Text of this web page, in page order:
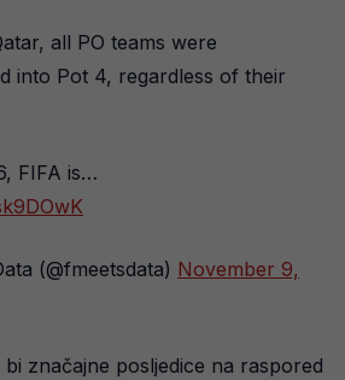
all PO teams were
into Pot 4, regardless of their
FIFA is…
(@fmeetsdata) November 9,
značajne posljedice na raspored